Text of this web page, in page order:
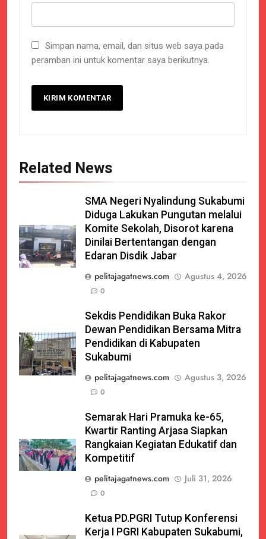
Simpan nama, email, dan situs web saya pada
peramban ini untuk komentar saya berikutnya.
Related News
SMA Negeri Nyalindung Sukabumi
Diduga Lakukan Pungutan melalui
Komite Sekolah, Disorot karena
Dinilai Bertentangan dengan
Edaran Disdik Jabar
pelitajagatnews.com
Agustus 4, 2026
0
Sekdis Pendidikan Buka Rakor
Dewan Pendidikan Bersama Mitra
Pendidikan di Kabupaten
Sukabumi
pelitajagatnews.com
Agustus 3, 2026
0
Semarak Hari Pramuka ke-65,
Kwartir Ranting Arjasa Siapkan
Rangkaian Kegiatan Edukatif dan
Kompetitif
pelitajagatnews.com
Juli 31, 2026
0
Ketua PD.PGRI Tutup Konferensi
Kerja I PGRI Kabupaten Sukabumi,